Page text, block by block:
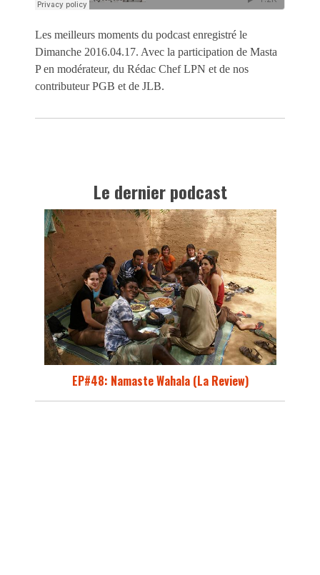
Les meilleurs moments du podcast enregistré le
Dimanche 2016.04.17. Avec la participation de Masta
P en modérateur, du Rédac Chef LPN et de nos
contributeur PGB et de JLB.
Le dernier podcast
EP#48: Namaste Wahala (La Review)